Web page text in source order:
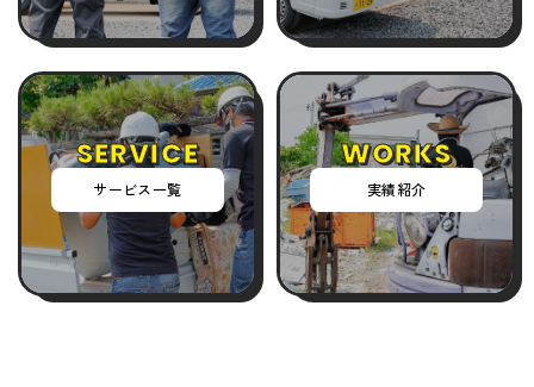
SERVICE
サービス一覧
WORKS
実績紹介